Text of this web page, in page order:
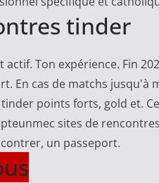
tinder
actif. Ton expérience. Fin
En cas de matchs
points forts, gold et.
sites de
un passeport.